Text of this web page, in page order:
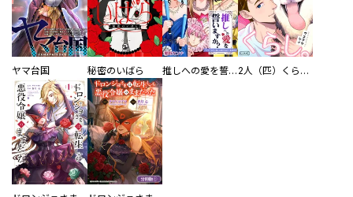
ヤマ台国 秘密のいばら 推しへの愛を誓いますか？～アラサー女子、推しは逃げぬが人生逃げる～ 2人（匹）くらし。